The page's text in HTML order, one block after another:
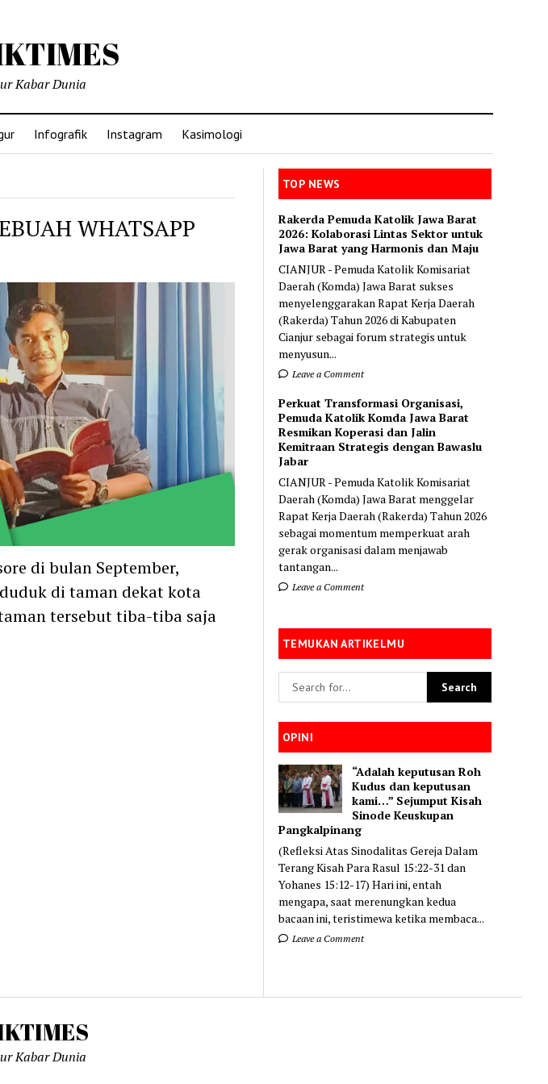
Kabar Dunia
Infografik Instagram Kasimologi
WHATSAPP
di bulan September,
di taman dekat kota
tersebut tiba-tiba saja
TOP NEWS
Rakerda Pemuda Katolik Jawa Barat
2026: Kolaborasi Lintas Sektor untuk
Jawa Barat yang Harmonis dan Maju
CIANJUR - Pemuda Katolik Komisariat
Daerah (Komda) Jawa Barat sukses
menyelenggarakan Rapat Kerja Daerah
(Rakerda) Tahun 2026 di Kabupaten
Cianjur sebagai forum strategis untuk
menyusun...
Leave a Comment
Perkuat Transformasi Organisasi,
Pemuda Katolik Komda Jawa Barat
Resmikan Koperasi dan Jalin
Kemitraan Strategis dengan Bawaslu
Jabar
CIANJUR - Pemuda Katolik Komisariat
Daerah (Komda) Jawa Barat menggelar
Rapat Kerja Daerah (Rakerda) Tahun 2026
sebagai momentum memperkuat arah
gerak organisasi dalam menjawab
tantangan...
Leave a Comment
TEMUKAN ARTIKELMU
OPINI
“Adalah keputusan Roh
Kudus dan keputusan
kami…” Sejumput Kisah
Sinode Keuskupan
Pangkalpinang
(Refleksi Atas Sinodalitas Gereja Dalam
Terang Kisah Para Rasul 15:22-31 dan
Yohanes 15:12-17) Hari ini, entah
mengapa, saat merenungkan kedua
bacaan ini, teristimewa ketika membaca...
Leave a Comment
Kabar Dunia